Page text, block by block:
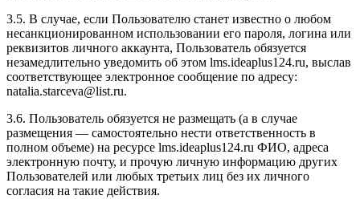
3.5. В случае, если Пользователю станет известно о любом
несанкционированном использовании его пароля, логина или
реквизитов личного аккаунта, Пользователь обязуется
незамедлительно уведомить об этом lms.ideaplus124.ru, выслав
соответствующее электронное сообщение по адресу:
natalia.starceva@list.ru.
3.6. Пользователь обязуется не размещать (а в случае
размещения — самостоятельно нести ответственность в
полном объеме) на ресурсе lms.ideaplus124.ru ФИО, адреса
электронную почту, и прочую личную информацию других
Пользователей или любых третьих лиц без их личного
согласия на такие действия.